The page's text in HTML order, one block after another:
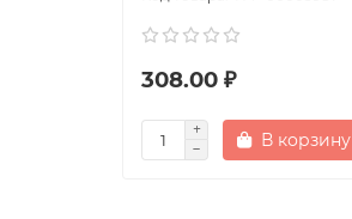
308.00 ₽
В корзину